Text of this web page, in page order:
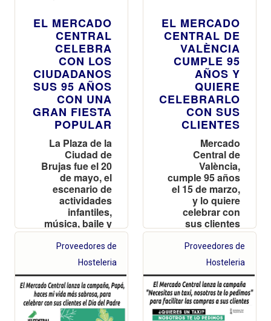
EL MERCADO
CENTRAL
CELEBRA
CON LOS
CIUDADANOS
SUS 95 AÑOS
CON UNA
GRAN FIESTA
POPULAR
La Plaza de la
Ciudad de
Brujas fue el 20
de mayo, el
escenario de
actividades
infantiles,
música, baile y
mucha
diversión desde
por la mañana
hasta la
medianoche
EL MERCADO
CENTRAL DE
VALÈNCIA
CUMPLE 95
AÑOS Y
QUIERE
CELEBRARLO
CON SUS
CLIENTES
Mercado
Central de
València,
cumple 95 años
el 15 de marzo,
y lo quiere
celebrar con
sus clientes
invitándoles a
participar en un
interesante
programa de
actos hasta
final de año
Proveedores de
Hosteleria
Proveedores de
Hosteleria